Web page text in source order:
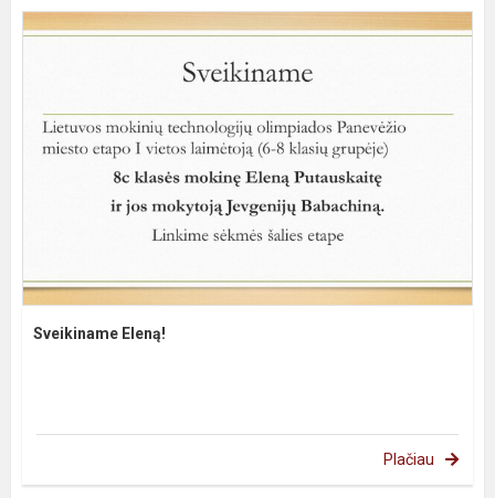
Sveikiname Eleną!
Plačiau